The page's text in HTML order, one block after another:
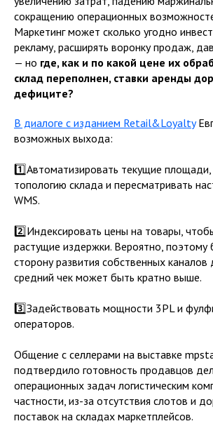
сокращению операционных
Маркетинг может сколько угодно
рекламу, расширять воронку продаж,
— но где, как и по какой цене их
склад переполнен, ставки аренды
дефиците?
В диалоге с изданием Retail&Loyalty
возможных выхода:
1️⃣Автоматизировать текущие площади,
топологию склада и пересматривать
WMS.
2️⃣Индексировать цены на товары,
растущие издержки. Вероятно, поэтому
сторону развития собственных каналов
средний чек может быть кратно выше.
3️⃣Задействовать мощности 3PL и
операторов.
Общение с селлерами на выставке
подтвердило готовность продавцов
операционных задач логистическим
частности, из-за отсутствия слотов и
поставок на складах маркетплейсов.